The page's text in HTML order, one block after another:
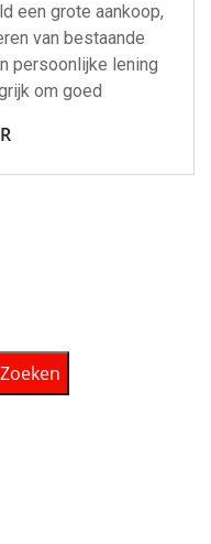
een grote aankoop,
van bestaande
persoonlijke lening
om goed
Zoeken